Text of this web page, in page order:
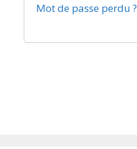
Mot de passe perdu ?